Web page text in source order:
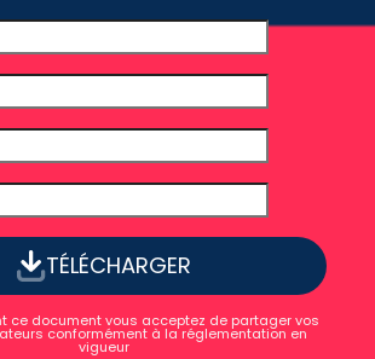
TÉLÉCHARGER
ce document vous acceptez de partager vos
conformément à la réglementation en
vigueur